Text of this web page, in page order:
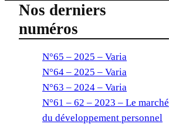
Nos derniers
numéros
N°65 – 2025 – Varia
N°64 – 2025 – Varia
N°63 – 2024 – Varia
N°61 – 62 – 2023 – Le marché
du développement personnel